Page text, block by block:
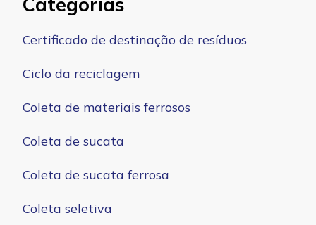
Certificado de destinação de resíduos
Ciclo da reciclagem
Coleta de materiais ferrosos
Coleta de sucata
Coleta de sucata ferrosa
Coleta seletiva